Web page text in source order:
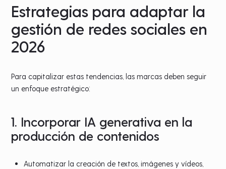
Estrategias para adaptar la
gestión de redes sociales en
2026
Para capitalizar estas tendencias, las marcas deben seguir
un enfoque estratégico:
1. Incorporar IA generativa en la
producción de contenidos
Automatizar la creación de textos, imágenes y vídeos,